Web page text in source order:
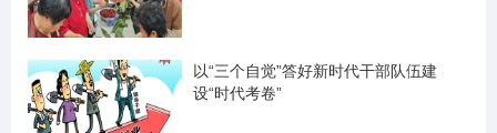
以“三个自觉”答好新时代干部队伍建
设“时代考卷”